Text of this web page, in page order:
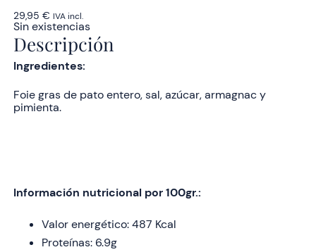
29,95€ IVA incl.
Sin existencias
Descripción
Ingredientes:
Foie gras de pato entero, sal, azúcar, armagnac y
pimienta.
Información nutricional por 100gr.:
Valor energético: 487 Kcal
Proteínas: 6.9g